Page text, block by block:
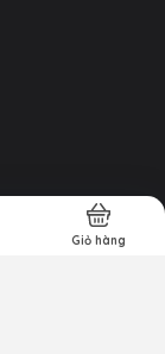
Giỏ hàng